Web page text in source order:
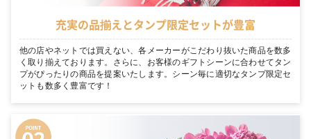
充実の品揃えとタンプ限定セットが豊富
他の店やネットでは買えない、各メーカーがこだわり抜いた商品を数多
く取り揃えております。さらに、お客様のギフトシーンに合わせてタン
プがぴったりの商品を提案いたします。シーン毎に適切なタンプ限定セ
ットも数多く豊富です！